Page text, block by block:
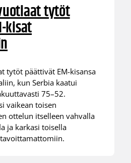
tytöt
kisat
tytöt päättivät EM-kisansa
kun Serbia kaatui
75–52.
vaikean toisen
ottelun itselleen vahvalla
ja karkasi toisella